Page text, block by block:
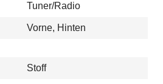
Tuner/Radio
Vorne, Hinten
Stoff